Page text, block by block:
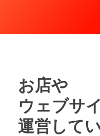
お店や
ウェブサ
運営して